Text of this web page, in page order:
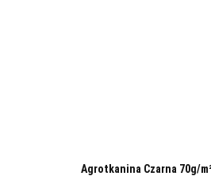
Agrotkanina Czarna 70g/